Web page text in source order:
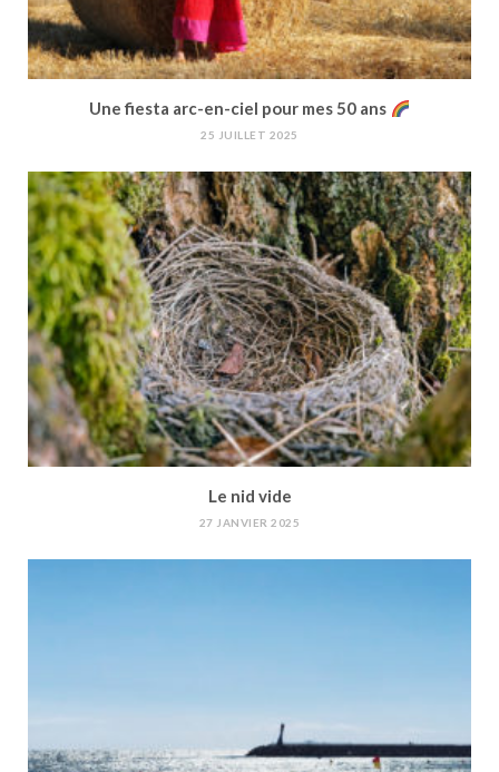
Une fiesta arc-en-ciel pour mes 50 ans
25 JUILLET 2025
Le nid vide
27 JANVIER 2025